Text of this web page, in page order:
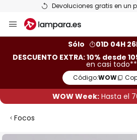
Devoluciones gratis en un
al
Sólo
01D 04H
DESCUENTO EXTRA: 10% desde
en casi todo**
Código:WOW
WOW Week: Hasta el
Focos